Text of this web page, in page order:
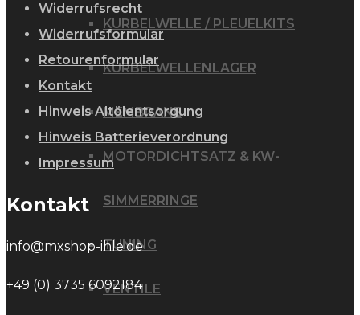
KURBELWELLE / PLEUELKITS
KURBELWELLENLAGER
MEMBRANE
MOTORDICHTSATZ & KW-
SIMMERRINGE
TUNING
VENTILE
Widerrufsrecht
Widerrufsformular
Retourenformular
Kontakt
Hinweis Altölentsorgung
Hinweis Batterieverordnung
Impressum
Kontakt
info@mxshop-ihle.de
+49 (0) 3735 6092184